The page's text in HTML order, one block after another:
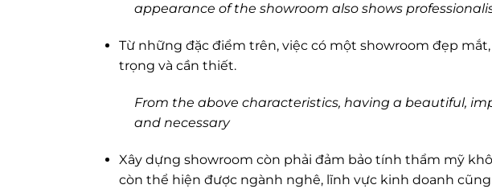
appearance of the showroom also shows
Từ những đặc điểm trên, việc có một showroom đẹp
trọng và cần thiết.
From the above characteristics, having a beautiful,
and necessary
Xây dựng showroom còn phải đảm bảo tính thẩm mỹ
còn thể hiện được ngành nghê, lĩnh vực kinh doanh